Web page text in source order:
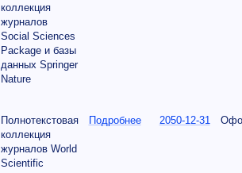
коллекция
журналов
Social Sciences
Package и базы
данных Springer
Nature
Полнотекстовая
коллекция
журналов World
Scientific
Подробнее 2050-12-31